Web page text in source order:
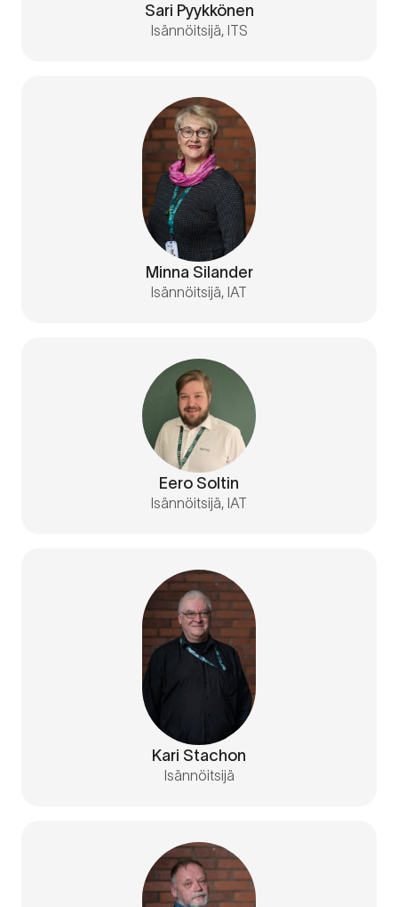
Sari Pyykkönen
Isännöitsijä, ITS
Minna Silander
Isännöitsijä, IAT
Eero Soltin
Isännöitsijä, IAT
Kari Stachon
Isännöitsijä